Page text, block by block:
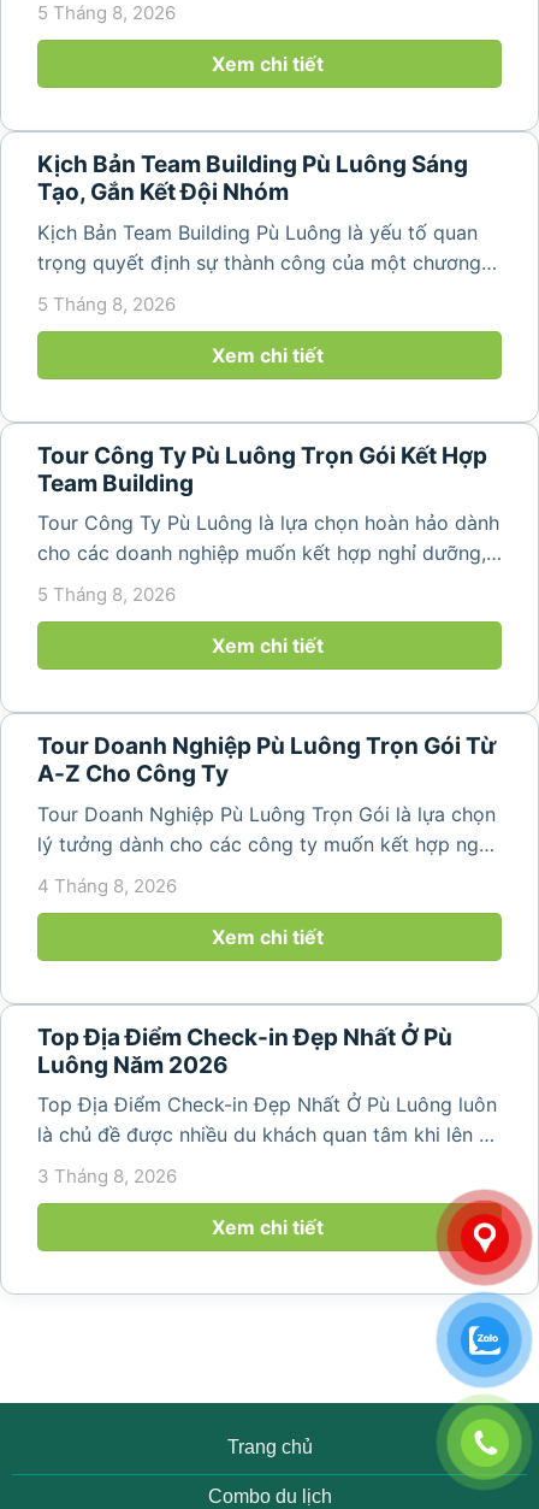
núi rừng hùng vĩ, không khí...
5 Tháng 8, 2026
Xem chi tiết
Kịch Bản Team Building Pù Luông Sáng
Tạo, Gắn Kết Đội Nhóm
Kịch Bản Team Building Pù Luông là yếu tố quan
trọng quyết định sự thành công của một chương
trình du lịch doanh nghiệp. Một kịch bản được xây
dựng bài bản không chỉ mang đến những phút
giây vui vẻ, sôi động mà còn...
5 Tháng 8, 2026
Xem chi tiết
Tour Công Ty Pù Luông Trọn Gói Kết Hợp
Team Building
Tour Công Ty Pù Luông là lựa chọn hoàn hảo dành
cho các doanh nghiệp muốn kết hợp nghỉ dưỡng,
team building và gắn kết tập thể trong không gian
Hóa vài giờ di chuyển,...
5 Tháng 8, 2026
Xem chi tiết
Tour Doanh Nghiệp Pù Luông Trọn Gói Từ
A-Z Cho Công Ty
Tour Doanh Nghiệp Pù Luông Trọn Gói là lựa chọn
lý tưởng dành cho các công ty muốn kết hợp nghỉ
dưỡng, gắn kết đội ngũ và tái tạo năng lượng sau
những ngày làm việc căng thẳng. Với cảnh quan
thiên nhiên trong lành,...
4 Tháng 8, 2026
Xem chi tiết
Top Địa Điểm Check-in Đẹp Nhất Ở Pù
Luông Năm 2026
Top Địa Điểm Check-in Đẹp Nhất Ở Pù Luông luôn
là chủ đề được nhiều du khách quan tâm khi lên kế
hoạch khám phá vùng đất thiên nhiên nổi tiếng
của Thanh Hóa. Với ruộng bậc thang trải dài, bản
làng yên bình, thác...
3 Tháng 8, 2026
Xem chi tiết
Trang chủ
Combo du lịch